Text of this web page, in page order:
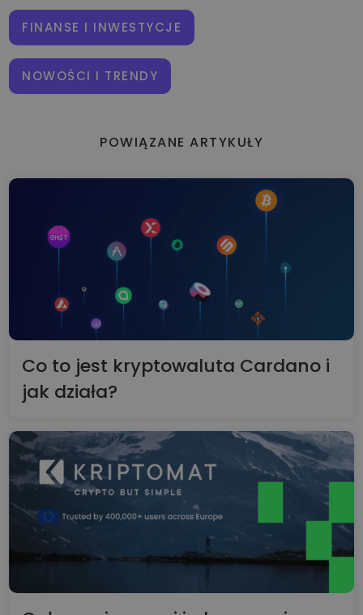
FINANSE I INWESTYCJE
NOWOŚCI I TRENDY
POWIĄZANE ARTYKUŁY
Co to jest kryptowaluta Cardano i
jak działa?